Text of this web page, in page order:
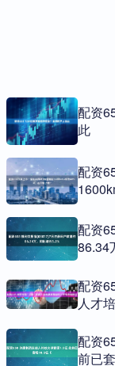
配资
此
配资
配资
86.34
配资
人才
配资
前已